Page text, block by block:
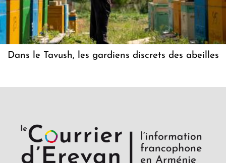
Dans le Tavush, les gardiens discrets des abeilles